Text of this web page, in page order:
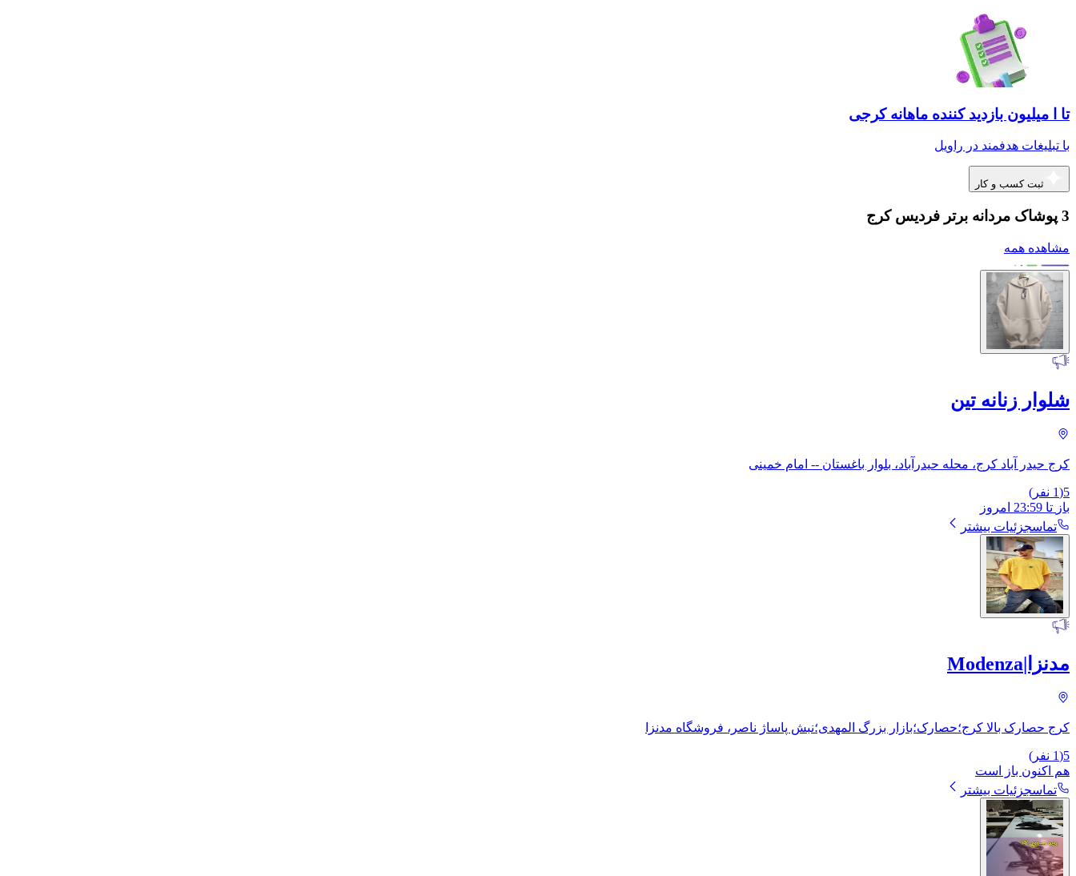
تا ا میلیون بازدید کننده ماهانه کرجی
با تبلیغات هدفمند در راویل
ثبت کسب و کار
3 پوشاک مردانه برتر فردیس کرج
مشاهده همه
شلوار زنانه تین
کرج حیدر آباد کرج، محله حیدرآباد، بلوار باغستان -- امام خمینی
5
(
1 نفر)
باز تا 23:59 امروز
تماسجزئیات بیشتر
مدنزا|Modenza
کرج حصارک بالا کرج؛حصارک؛بازار بزرگ المهدی؛نبش پاساژ ناصر، فروشگاه مدنزا
5
(
1 نفر)
هم اکنون باز است
تماسجزئیات بیشتر